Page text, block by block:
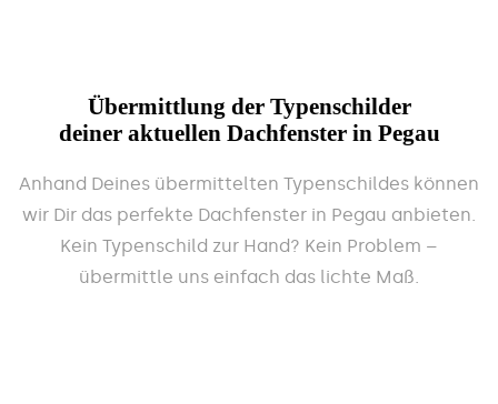
Übermittlung der Typenschilder
deiner aktuellen Dachfenster in Pegau
Anhand Deines übermittelten Typenschildes können
wir Dir das perfekte Dachfenster in Pegau anbieten.
Kein Typenschild zur Hand? Kein Problem –
übermittle uns einfach das lichte Maß.